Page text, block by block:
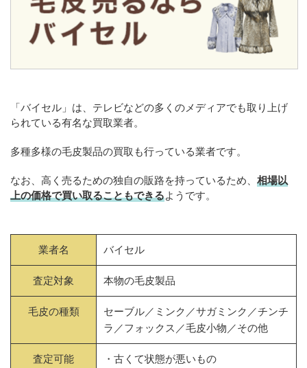
「バイセル」は、テレビなどの多くのメディアでも取り上げ
られている有名な買取業者。
多種多様の毛皮製品の買取も行っている業者です。
なお、高く売るための独自の販路を持っているため、 相場以
上の価格で買い取ることもできるようです。
業者名 バイセル
査定対象 本物の毛皮製品
毛皮の種類
セーブル／ミンク／サガミンク／チンチ
ラ／フォックス／毛皮小物／その他
査定可能
・古くて状態が悪いもの